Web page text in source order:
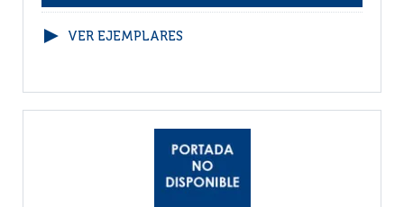
VER EJEMPLARES